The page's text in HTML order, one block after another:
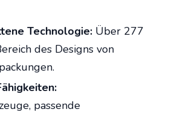
Technologie: Über 277
des Designs von
passende